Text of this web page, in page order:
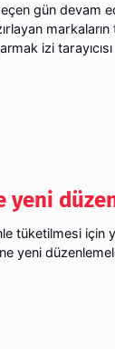
gün devam
izi
yeni
tüketilmesi için
yeni